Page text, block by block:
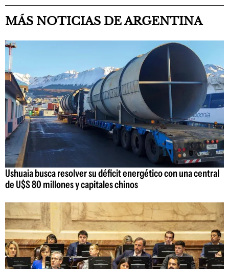
MÁS NOTICIAS DE ARGENTINA
Ushuaia busca resolver su déficit energético con una central
de U$S 80 millones y capitales chinos